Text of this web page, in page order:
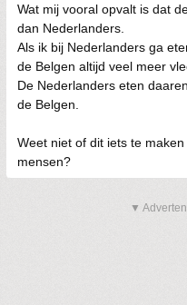
Wat mij vooral opvalt is dat
dan Nederlanders.
Als ik bij Nederlanders ga
de Belgen altijd veel meer
De Nederlanders eten
de Belgen.
Weet niet of dit iets te
mensen?
▼